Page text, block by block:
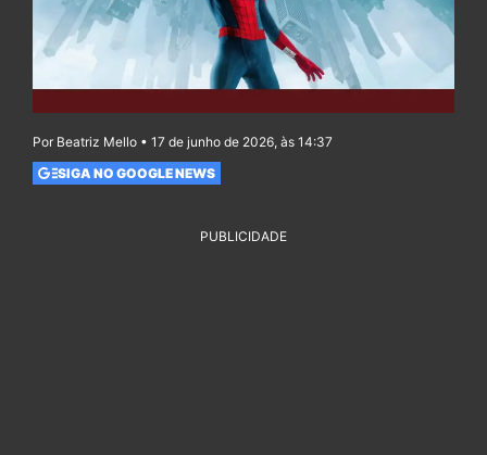
Por Beatriz Mello • 17 de junho de 2026, às 14:37
SIGA NO GOOGLE NEWS
PUBLICIDADE